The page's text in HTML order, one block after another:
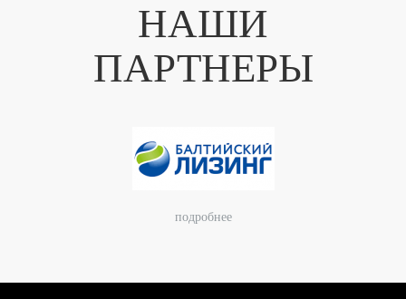
НАШИ
ПАРТНЕРЫ
подробнее